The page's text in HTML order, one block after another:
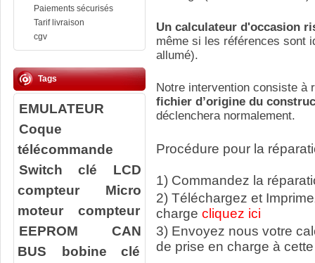
Paiements sécurisés
Tarif livraison
cgv
Tags
EMULATEUR
Coque
télécommande
Switch clé
LCD
compteur
Micro
moteur compteur
EEPROM
CAN
BUS
bobine clé
Un calculateur d'occasion
même si les références sont
allumé).
Notre intervention consiste à r
fichier d’origine du
déclenchera normalement.
Procédure pour la
1) Commandez la
2) Téléchargez et
charge cliquez ici
3) Envoyez nous votre
de prise en charge à